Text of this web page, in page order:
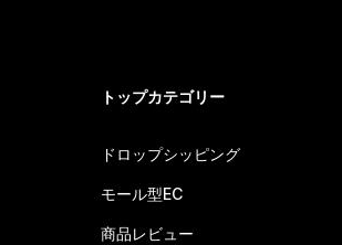
トップカテゴリー
ドロップシッピング
モール型EC
商品レビュー